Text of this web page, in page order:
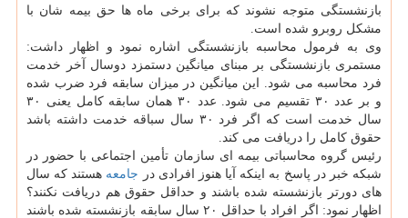
بازنشستگی متوجه نشوند که برای برخی ماه ها حق بیمه شان با
مشکل روبرو شده است.
وی به فرمول محاسبه بازنشستگی اشاره نمود و اظهار داشت:
مستمری بازنشستگی بر مبنای میانگین دستمزد دوسال آخر خدمت
فرد محاسبه می شود. این میانگین در میزان سابقه فرد ضرب شده
و بر عدد ۳۰ تقسیم می شود. عدد ۳۰ همان سابقه کامل یعنی ۳۰
سال خدمت است که اگر فرد ۳۰ سال سباقه خدمت داشته باشد
حقوق کامل را دریافت می کند.
رئیس گروه محاسباتی بیمه ای سازمان تأمین اجتماعی با حضور در
شبکه خبر در پاسخ به اینکه آیا هنوز افرادی در جامعه هستند که سال
های دورتر بازنشسته شده باشند و حداقل حقوق هم دریافت نکنند؟
اظهار نمود: اگر افراد با حداقل ۲۰ سال سابقه بازنشسته شده باشند